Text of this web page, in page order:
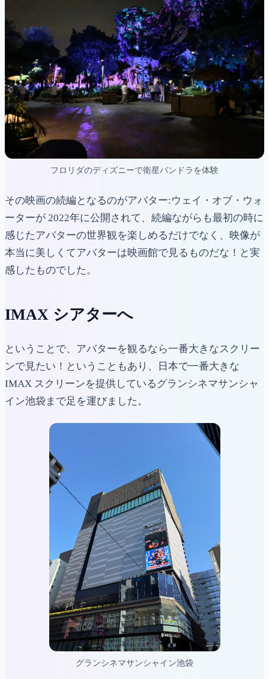
フロリダのディズニーで衛星パンドラを体験
その映画の続編となるのがアバター:ウェイ・オブ・ウォ
ーターが 2022年に公開されて、続編ながらも最初の時に
感じたアバターの世界観を楽しめるだけでなく、映像が
本当に美しくてアバターは映画館で見るものだな！と実
感したものでした。
IMAX シアターへ
ということで、アバターを観るなら一番大きなスクリー
ンで見たい！ということもあり、日本で一番大きな
IMAX スクリーンを提供しているグランシネマサンシャ
イン池袋まで足を運びました。
グランシネマサンシャイン池袋